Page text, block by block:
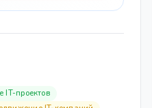
IT-проектов